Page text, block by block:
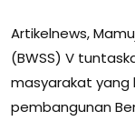
Artikelnews,
(BWSS) V
masyarakat yang
pembangunan